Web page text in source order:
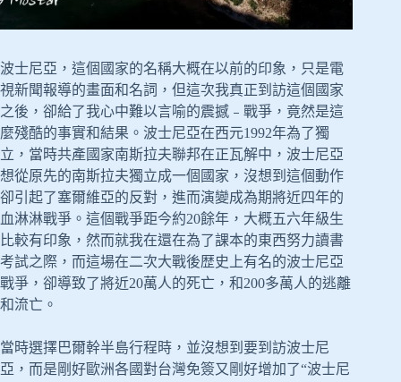
波士尼亞，這個國家的名稱大概在以前的印象，只是電
視新聞報導的畫面和名詞，但這次我真正到訪這個國家
之後，卻給了我心中難以言喻的震撼﹣戰爭，竟然是這
麼殘酷的事實和結果。波士尼亞在西元1992年為了獨
立，當時共產國家南斯拉夫聯邦在正瓦解中，波士尼亞
想從原先的南斯拉夫獨立成一個國家，沒想到這個動作
卻引起了塞爾維亞的反對，進而演變成為期將近四年的
血淋淋戰爭。這個戰爭距今約20餘年，大概五六年級生
比較有印象，然而就我在還在為了課本的東西努力讀書
考試之際，而這場在二次大戰後歴史上有名的波士尼亞
戰爭，卻導致了將近20萬人的死亡，和200多萬人的逃離
和流亡。
當時選擇巴爾幹半島行程時，並沒想到要到訪波士尼
亞，而是剛好歐洲各國對台灣免簽又剛好增加了“波士尼